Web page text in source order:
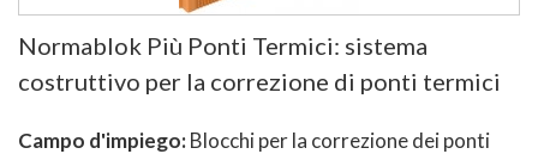
Normablok Più Ponti Termici: sistema
costruttivo per la correzione di ponti termici
Campo d'impiego:Blocchi per la correzione dei ponti